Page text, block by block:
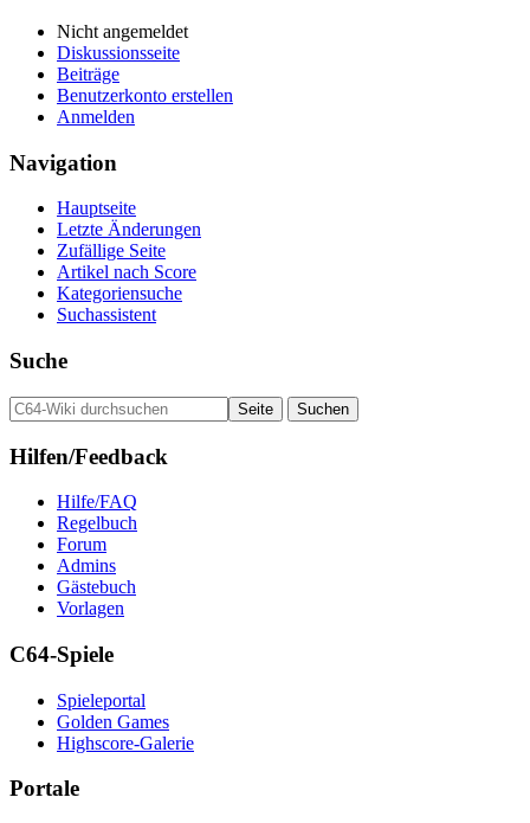
Nicht angemeldet
Diskussionsseite
Beiträge
Benutzerkonto erstellen
Anmelden
Navigation
Hauptseite
Letzte Änderungen
Zufällige Seite
Artikel nach Score
Kategoriensuche
Suchassistent
Suche
Hilfen/Feedback
Hilfe/FAQ
Regelbuch
Forum
Admins
Gästebuch
Vorlagen
C64-Spiele
Spieleportal
Golden Games
Highscore-Galerie
Portale